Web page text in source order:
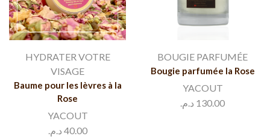
HYDRATER VOTRE
VISAGE
Baume pour les lèvres à la
Rose
YACOUT
40.00 د.م.
BOUGIE PARFUMÉE
Bougie parfumée la Rose
YACOUT
130.00 د.م.